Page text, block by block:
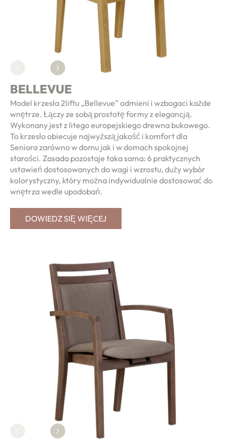
BELLEVUE
Model krzesła 2liftu „Bellevue” odmieni i wzbogaci każde
wnętrze. Łączy ze sobą prostotę formy z elegancją.
Wykonany jest z litego europejskiego drewna bukowego.
To krzesło obiecuje najwyższą jakość i komfort dla
Seniora zarówno w domu jak i w domach spokojnej
starości. Zasada pozostaje taka sama: 6 praktycznych
ustawień dostosowanych do wagi i wzrostu, duży wybór
kolorystyczny, który można indywidualnie dostosować do
wnętrza wedle upodobań.
DOWIEDZ SIĘ WIĘCEJ